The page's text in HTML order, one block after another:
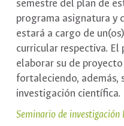
semestre del plan de
programa asignatura y
estará a cargo de
curricular respectiva.
elaborar su de
fortaleciendo, además,
investigación científica.
Seminario de investigación